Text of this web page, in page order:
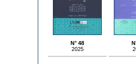
N° 48
2025